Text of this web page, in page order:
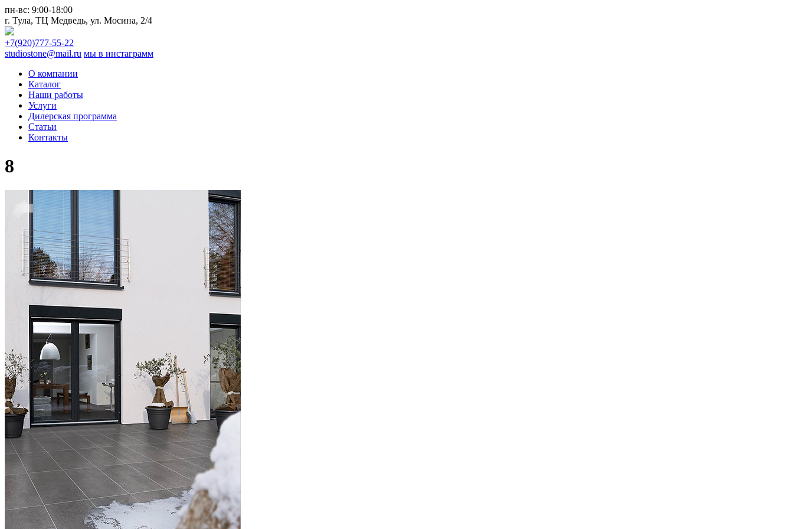
пн-вс: 9:00-18:00
г. Тула, ТЦ Медведь, ул. Мосина, 2/4
+7(920)777-55-22
studiostone@mail.ru мы в инстаграмм
О компании
Каталог
Наши работы
Услуги
Дилерская программа
Статьи
Контакты
8